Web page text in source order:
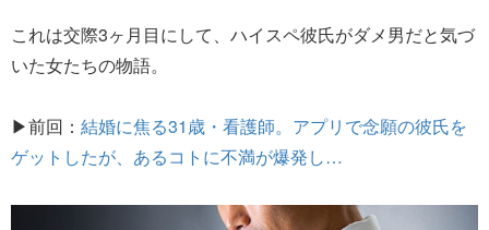
これは交際3ヶ月目にして、ハイスペ彼氏がダメ男だと気づ
いた女たちの物語。
▶前回： 結婚に焦る31歳・看護師。アプリで念願の彼氏を
ゲットしたが、あるコトに不満が爆発し…